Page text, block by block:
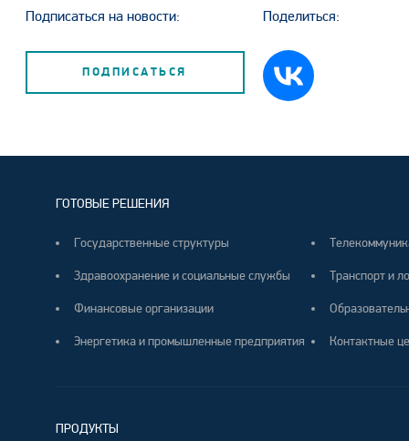
Подписаться на новости:
ПОДПИСАТЬСЯ
Поделиться:
ГОТОВЫЕ РЕШЕНИЯ
Государственные структуры
Здравоохранение и социальные службы
Финансовые организации
Энергетика и промышленные предприятия
Транспорт и
Контактные
ПРОДУКТЫ